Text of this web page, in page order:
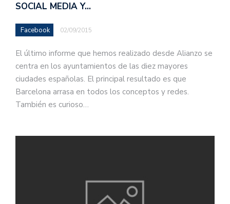
SOCIAL MEDIA Y…
Facebook 02/09/2015
El último informe que hemos realizado desde Alianzo se
centra en los ayuntamientos de las diez mayores
ciudades españolas. El principal resultado es que
Barcelona arrasa en todos los conceptos y redes.
También es curioso…